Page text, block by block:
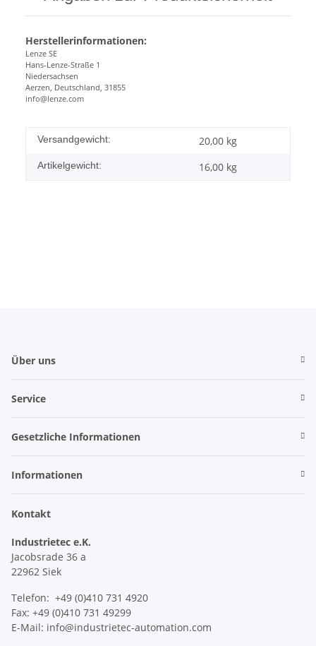
Herstellerinformationen:
Lenze SE
Hans-Lenze-Straße 1
Niedersachsen
Aerzen, Deutschland, 31855
info@lenze.com
Versandgewicht: 20,00 kg
Artikelgewicht: 16,00 kg
Über uns
Service
Gesetzliche Informationen
Informationen
Kontakt
Industrietec e.K.
Jacobsrade 36 a
22962 Siek
Telefon: +49 (0)410 731 4920
Fax: +49 (0)410 731 49299
E-Mail: info@industrietec-automation.com